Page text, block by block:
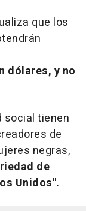
que los
dólares, y no
social tienen
de
negras,
de
Unidos".